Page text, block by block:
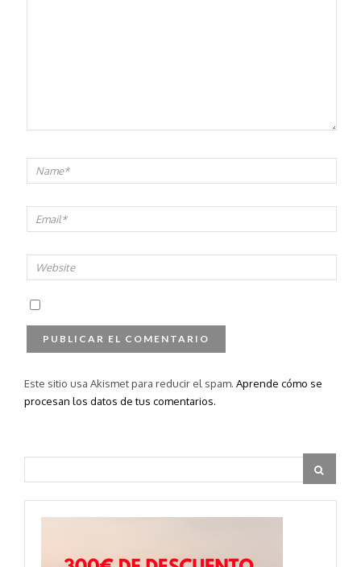
Este sitio usa Akismet para reducir el spam. Aprende cómo se
procesan los datos de tus comentarios.